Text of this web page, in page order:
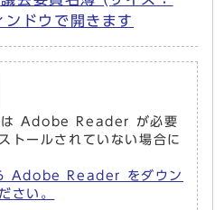
ドウで開きます
は Adobe Reader が必要
トールされていない場合に
Adobe Reader をダウン
さい。